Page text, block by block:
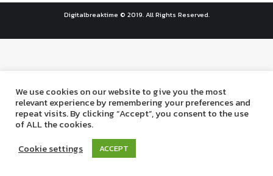
Digitalbreaktime © 2019. All Rights Reserved.
We use cookies on our website to give you the most
relevant experience by remembering your preferences and
repeat visits. By clicking “Accept”, you consent to the use
of ALL the cookies.
Cookie settings
ACCEPT